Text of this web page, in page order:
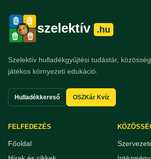
szelektív .hu
Szelektív hulladékgyűjtési tudástár,
játékos környezeti edukáció.
Hulladékkereső OSZKár Kvíz
FELFEDEZÉS
Főoldal